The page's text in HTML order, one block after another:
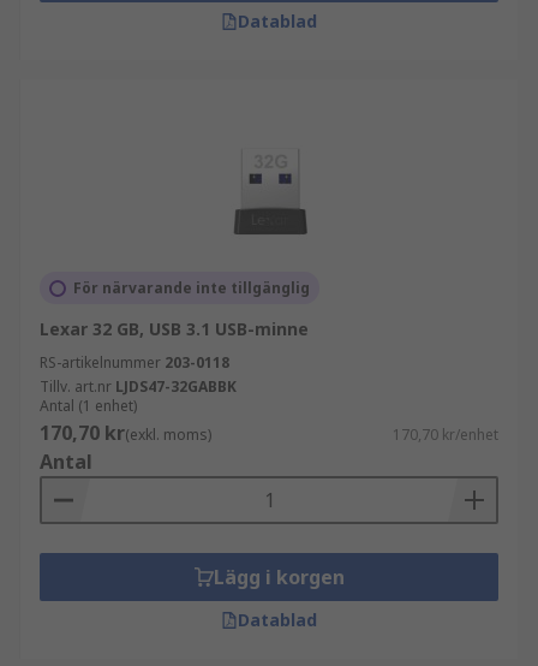
Datablad
För närvarande inte tillgänglig
Lexar 32 GB, USB 3.1 USB-minne
RS-artikelnummer 203-0118
Tillv. art.nr LJDS47-32GABBK
Antal (1 enhet)
170,70 kr(exkl. moms) 170,70 kr/enhet
Antal
Lägg i korgen
Datablad